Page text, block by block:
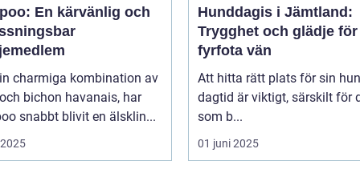
En kärvänlig och
charmiga kombination av
bichon havanais, har
snabbt blivit en älsklin...
Hunddagis i Jämtland:
Trygghet och glädje
fyrfota vän
Att hitta rätt plats för sin
dagtid är viktigt, särskilt för
som b...
01 juni 2025